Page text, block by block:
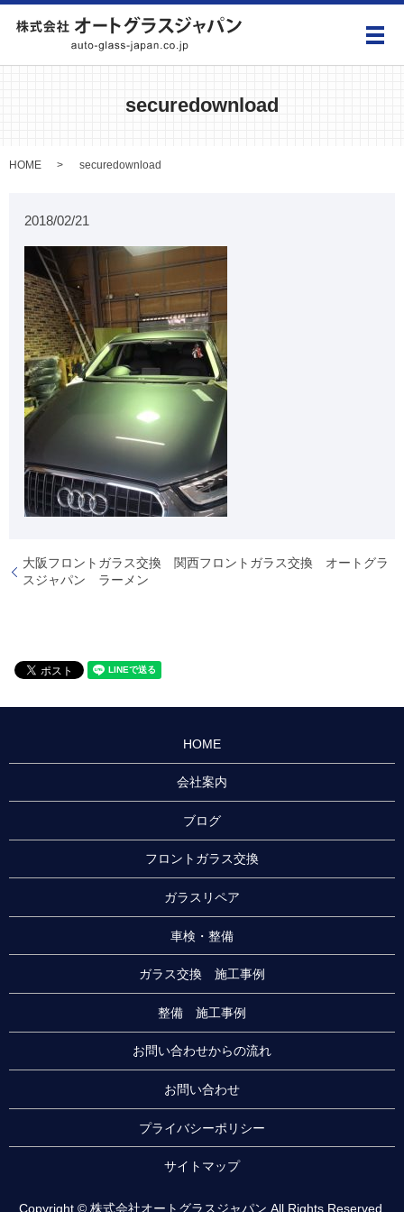
メ
securedownload
HOME securedownload
2018/02/21
大阪フロントガラス交換 関西フロントガラス交換 オートグラ
スジャパン ラーメン
HOME
会社案内
ブログ
フロントガラス交換
ガラスリペア
車検・整備
ガラス交換 施工事例
整備 施工事例
お問い合わせからの流れ
お問い合わせ
プライバシーポリシー
サイトマップ
Copyright © 株式会社オートグラスジャパン All Rights Reserved.